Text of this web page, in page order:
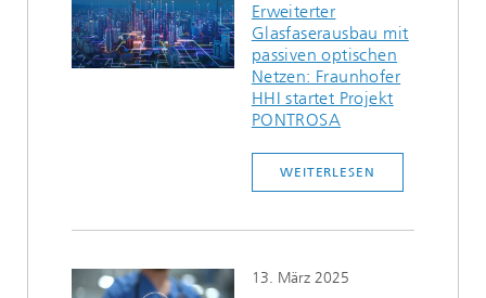
Erweiterter
Glasfaserausbau mit
passiven optischen
Netzen: Fraunhofer
HHI startet Projekt
PONTROSA
WEITERLESEN
13. März 2025